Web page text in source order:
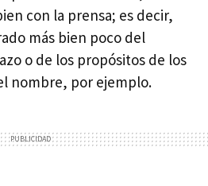
con la prensa; es decir,
más bien poco del
o de los propósitos de los
nombre, por ejemplo.